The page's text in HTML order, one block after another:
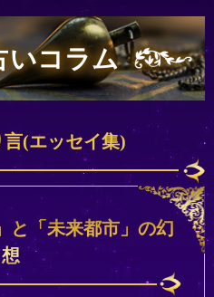
いコラム
(エッセイ集)
と「未来都市」の幻
想